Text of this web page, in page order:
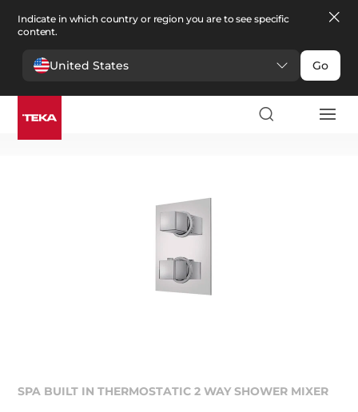
Indicate in which country or region you are to see specific
content.
United States Go
SPA BUILT IN THERMOSTATIC 2 WAY SHOWER MIXER